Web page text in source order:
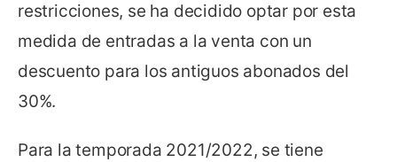
restricciones, se ha decidido optar por esta
medida de entradas a la venta con un
descuento para los antiguos abonados del
30%.
Para la temporada 2021/2022, se tiene